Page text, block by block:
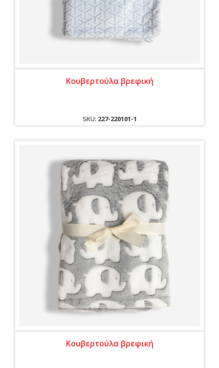
Κουβερτούλα βρεφική
SKU: 227-220101-1
Κουβερτούλα βρεφική